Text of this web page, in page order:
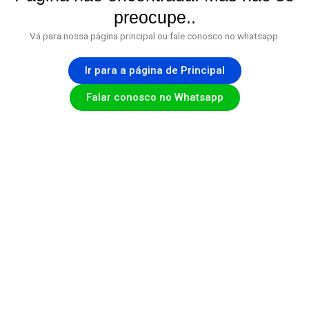
preocupe..
Vá para nossa página principal ou fale conosco no whatsapp.
Ir para a página de Principal
Falar conosco no Whatsapp